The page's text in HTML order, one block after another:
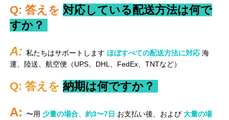
Q: 答えを 対応している配送方法は何で
すか？
A: 私たちはサポートします ほぼすべての配送方法に対応 海
運、陸送、航空便（UPS、DHL、FedEx、TNTなど）
Q: 答えを 納期は何ですか？
A: 〜用 少量の場合、約3〜7日 お支払い後、および 大量の場